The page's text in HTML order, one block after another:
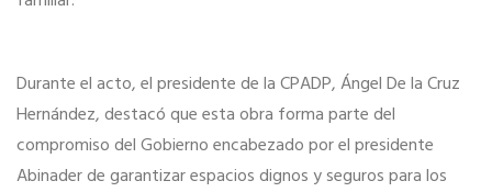
Durante el acto, el presidente de la CPADP, Ángel De la Cruz
Hernández, destacó que esta obra forma parte del
compromiso del Gobierno encabezado por el presidente
Abinader de garantizar espacios dignos y seguros para los